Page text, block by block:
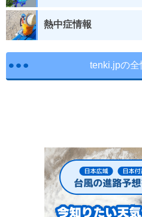
熱中症情報
tenki.jpの全